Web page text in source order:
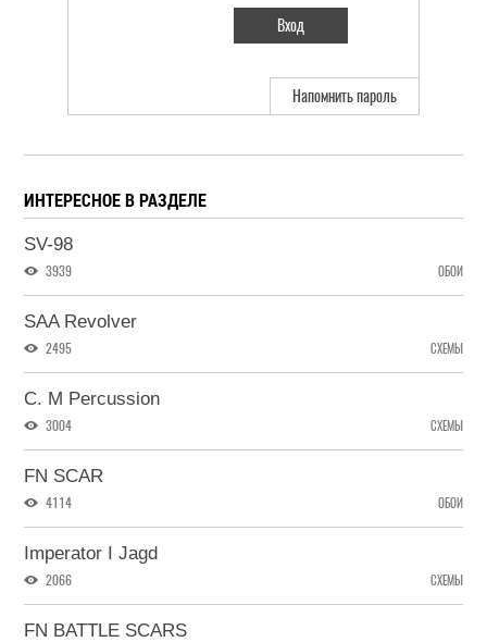
Напомнить пароль
ИНТЕРЕСНОЕ В РАЗДЕЛЕ
SV-98
3939 ОБОИ
SAA Revolver
2495 СХЕМЫ
C. M Percussion
3004 СХЕМЫ
FN SCAR
4114 ОБОИ
Imperator I Jagd
2066 СХЕМЫ
FN BATTLE SCARS